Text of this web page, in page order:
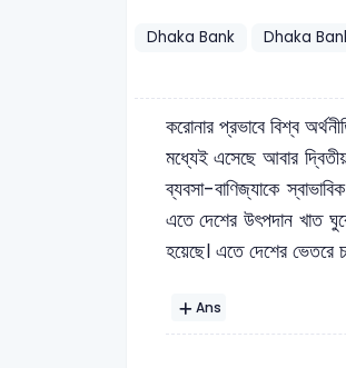
Dhaka Bank Dhaka
করোনার প্রভাবে বিশ্ব
মধ্যেই এসেছে আবার
ব্যবসা-বাণিজ্যাকে
এতে দেশের উৎপদান খাত
হয়েছে। এতে দেশের ভেতরে
Ans